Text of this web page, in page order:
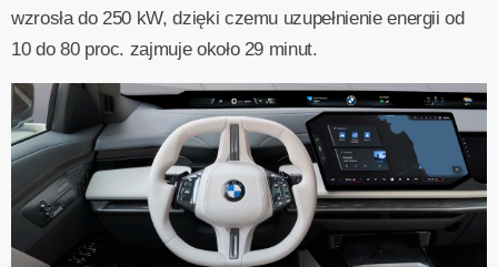
wzrosła do 250 kW, dzięki czemu uzupełnienie energii od
10 do 80 proc. zajmuje około 29 minut.